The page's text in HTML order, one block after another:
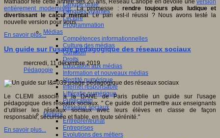
Langue orale
Langues vivantes
Lecture
Programmation
Médias
Compétences informationnelles
Culture des médias
Curation
Droits
Education aux médias
Information et nouveaux médias
Identité numérique
Internet responsable
Littératie numérique
Publication
Réseaux sociaux
Métiers
Entrepreneuriat
Entreprises
Evolutions des métiers
Mathador fête cette année ses 20 ans, Réseau Canopé en dévoile une version
entièrement modernisée. La promesse :rendre toujours plus ludique et
divertissant le calcul mental. Le pari est-il réussi ? Nous avons testé la
nouvelle version pour vous
En savoir plus...
Un guide sur l'usage pédagogique des réseaux sociaux
mercredi, 11 décembre 2019
Pédagogie
Le CLEMI associé à la DANE de Paris publie un guide sur l'usage
pédagogique des réseaux sociaux. " Ce guide doit permettre aux enseignants
d’utiliser les réseaux sociaux avec leurs élèves en classe de façon
responsable, sécurisée et fiable, en toute sérénité."
En savoir plus...